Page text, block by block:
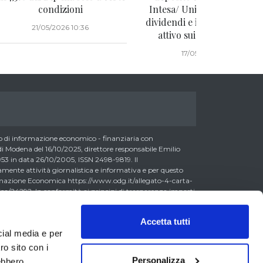
media e per
sito con i
Accetta tutti
Personalizza
condizioni
21/05/2026 10:36
Intesa/ Unicredit post
dividendi e infine un
attivo sui bond
17/05/2026 08:05
informazione economico - finanziaria con
del 16/10/2025, direttore responsabile Emilio
in data 26/10/2005, ISSN 2498-9819. Il
attività giornalistica e informativa e per questo
Economica https://www.odg.it/allegato-4-carta-
24292. In conformità ai principi di trasparenza imposti
detenere, sebbene in percentuali minime tipiche di
del capitale, gli strumenti finanziari oggetto dei loro
di interesse con i lettori stessi. L’accesso al presente
delle presenti informazioni legali, dei Termini